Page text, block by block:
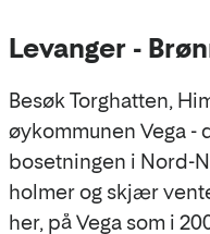
Levanger -
Besøk Torghatten,
øykommunen Vega -
bosetningen i Nord-
holmer og skjær
her, på Vega som i